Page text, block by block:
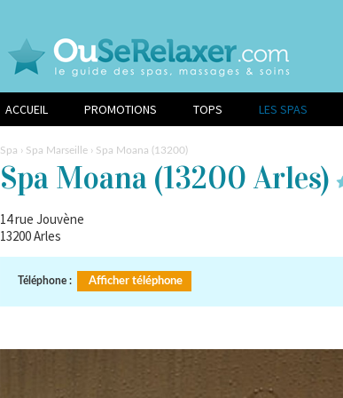
ACCUEIL PROMOTIONS TOPS LES SPAS
Spa › Spa Marseille › Spa Moana (13200)
Spa Moana (13200 Arles)
14 rue Jouvène
13200Arles
Téléphone : Afficher téléphone